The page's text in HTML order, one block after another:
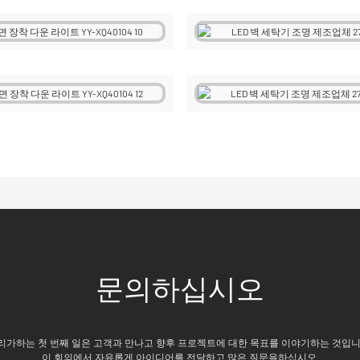
문의하십시오
가하는 첫 번째 일은 고객과 만나고 향후 프로젝트에 대한 목표를 이야기하는 것입
이 회의에서 자유롭게 아이디어를 전달하고 많은 질문을하십시오.